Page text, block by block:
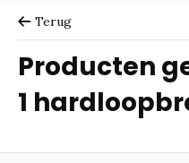
Terug
Producten
1